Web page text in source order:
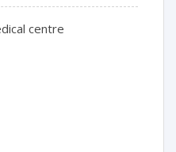
centre